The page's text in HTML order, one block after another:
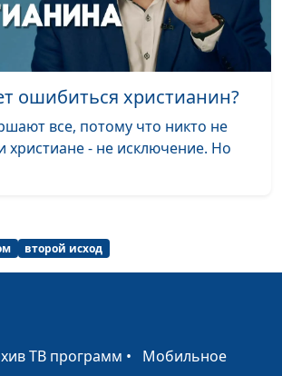
не
Юлия Синицына,
Михаил Лазарь,
священнослужитель,
Михаил Лазарь,
священнослужитель,
в
о
священнослужитель,
ошибиться христианин?
все, потому что никто не
христиане - не исключение. Но
второй исход
ТВ программ • Мобильное